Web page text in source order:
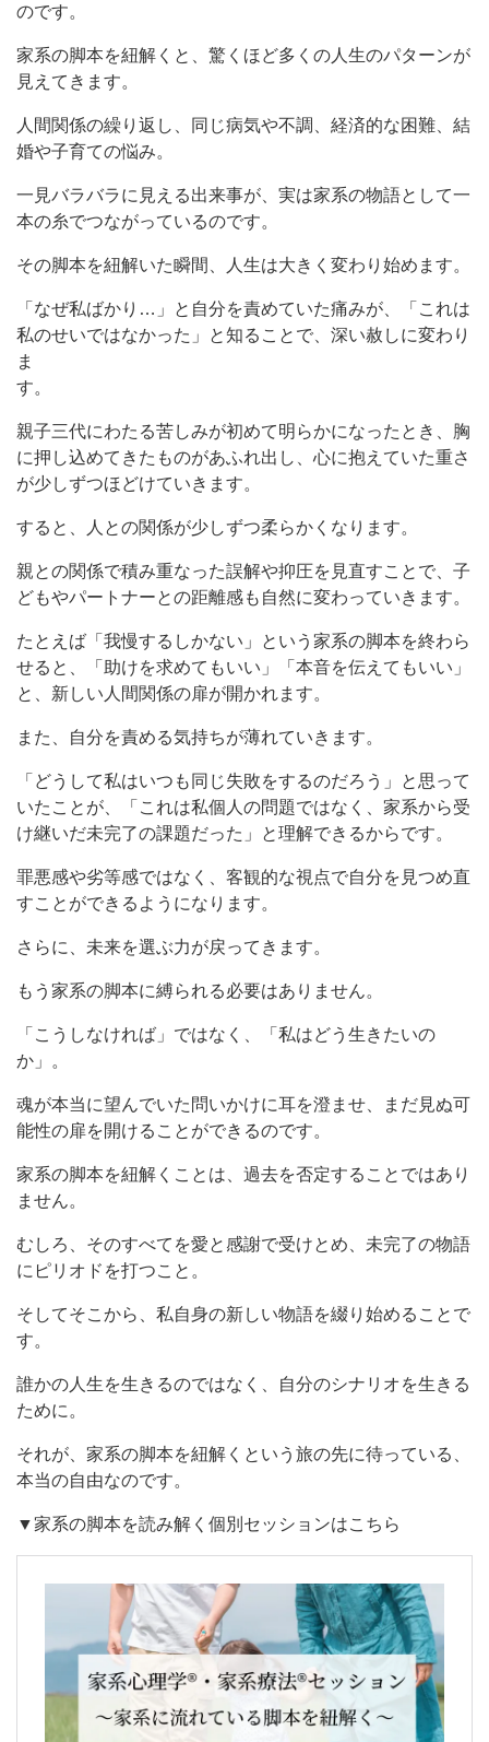
のです。
家系の脚本を紐解くと、驚くほど多くの人生のパターンが
見えてきます。
人間関係の繰り返し、同じ病気や不調、経済的な困難、結
婚や子育ての悩み。
一見バラバラに見える出来事が、実は家系の物語として一
本の糸でつながっているのです。
その脚本を紐解いた瞬間、人生は大きく変わり始めます。
「なぜ私ばかり…」と自分を責めていた痛みが、「これは
私のせいではなかった」と知ることで、深い赦しに変わり
ま
す。
親子三代にわたる苦しみが初めて明らかになったとき、胸
に押し込めてきたものがあふれ出し、心に抱えていた重さ
が少しずつほどけていきます。
すると、人との関係が少しずつ柔らかくなります。
親との関係で積み重なった誤解や抑圧を見直すことで、子
どもやパートナーとの距離感も自然に変わっていきます。
たとえば「我慢するしかない」という家系の脚本を終わら
せると、「助けを求めてもいい」「本音を伝えてもいい」
と、新しい人間関係の扉が開かれます。
また、自分を責める気持ちが薄れていきます。
「どうして私はいつも同じ失敗をするのだろう」と思って
いたことが、「これは私個人の問題ではなく、家系から受
け継いだ未完了の課題だった」と理解できるからです。
罪悪感や劣等感ではなく、客観的な視点で自分を見つめ直
すことができるようになります。
さらに、未来を選ぶ力が戻ってきます。
もう家系の脚本に縛られる必要はありません。
「こうしなければ」ではなく、「私はどう生きたいの
か」。
魂が本当に望んでいた問いかけに耳を澄ませ、まだ見ぬ可
能性の扉を開けることができるのです。
家系の脚本を紐解くことは、過去を否定することではあり
ません。
むしろ、そのすべてを愛と感謝で受けとめ、未完了の物語
にピリオドを打つこと。
そしてそこから、私自身の新しい物語を綴り始めることで
す。
誰かの人生を生きるのではなく、自分のシナリオを生きる
ために。
それが、家系の脚本を紐解くという旅の先に待っている、
本当の自由なのです。
▼家系の脚本を読み解く個別セッションはこちら